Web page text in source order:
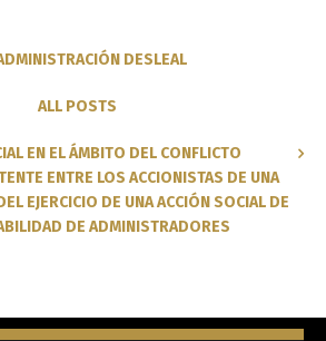
DESLEAL
ALL POSTS
EN EL ÁMBITO DEL CONFLICTO
ENTRE LOS ACCIONISTAS DE UNA
EJERCICIO DE UNA ACCIÓN SOCIAL DE
DE ADMINISTRADORES